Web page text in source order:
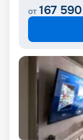
от 167 590